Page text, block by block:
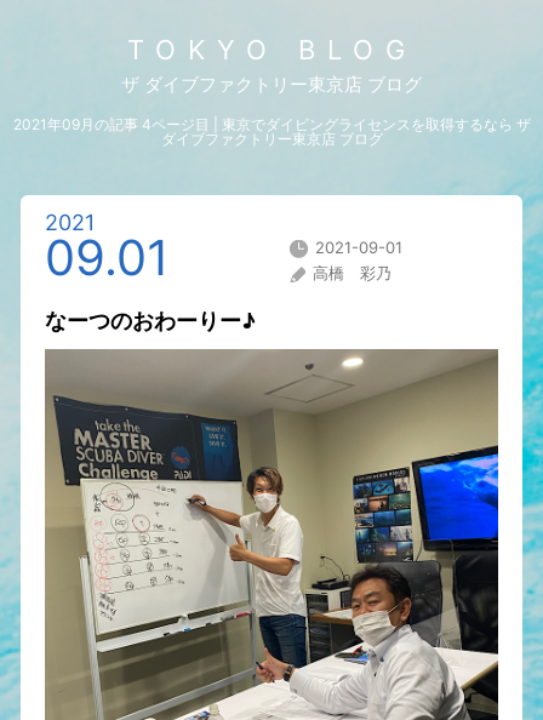
TOKYO BLOG
ザ ダイブファクトリー東京店 ブログ
2021年09月の記事 4ページ目 | 東京でダイビングライセンスを取得するなら ザ
ダイブファクトリー東京店 ブログ
2021
09.01
2021-09-01
高橋 彩乃
なーつのおわーりー♪